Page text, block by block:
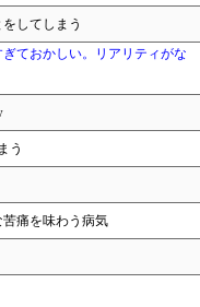
してしまう
ておかしい。リアリティがな
う
痛を味わう病気